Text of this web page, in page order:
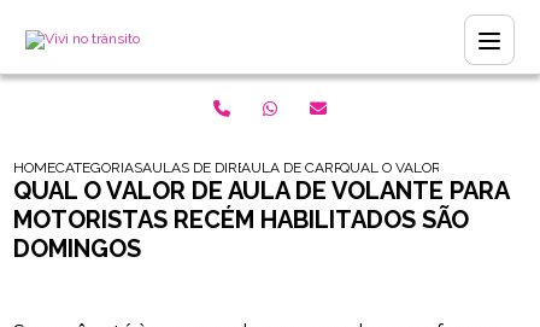
HOMECATEGORIASAULAS DE DIRECAO PARA HABILITADOS
AULA DE CARRO PARA MOTORISTAS
QUAL O VALOR DE AULA DE
QUAL O VALOR DE AULA DE VOLANTE PARA
MOTORISTAS RECÉM HABILITADOS SÃO
DOMINGOS